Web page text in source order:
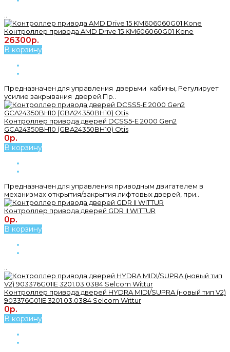
Контроллер привода AMD Drive 15 KM606060G01 Kone
26300р.
В корзину
Предназначен для управления дверьми кабины, Регулирует
усилие закрывания дверей.Пр..
Контроллер привода дверей DCSS5-E 2000 Gen2
GCA24350BH10 (GBA24350BH10) Otis
0р.
В корзину
Предназначен для управления приводным двигателем в
механизмах открытия/закрытия лифтовых дверей, при..
Контроллер привода дверей GDR II WITTUR
0р.
В корзину
Контроллер привода дверей HYDRA MIDI/SUPRA (новый тип V2)
903376G01IE 3201.03.0384 Selcom Wittur
0р.
В корзину